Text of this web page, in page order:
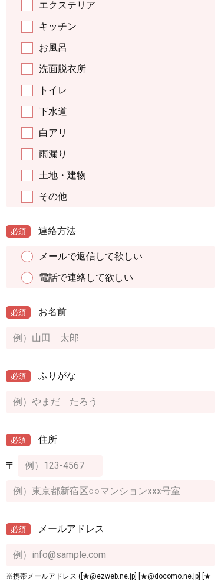
エクステリア
キッチン
お風呂
洗面脱衣所
トイレ
下水道
白アリ
雨漏り
土地・建物
その他
必須 連絡方法
メールで返信して欲しい
電話で連絡して欲しい
必須 お名前
必須 ふりがな
必須 住所
〒
必須 メールアドレス
※携帯メールアドレス ([★@ezweb.ne.jp] [★@docomo.ne.jp] [★